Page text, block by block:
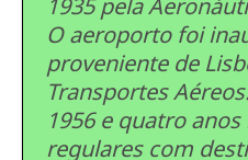
1935 pela
O aeroporto foi
proveniente de
Transportes
1956 e quatro
regulares com